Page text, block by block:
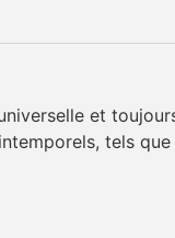
et
tels